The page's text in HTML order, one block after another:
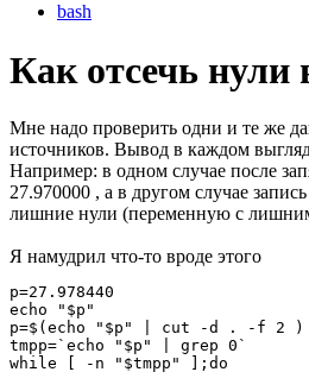
bash
Как отсечь нули
Мне надо проверить одни и те же
источников. Вывод в каждом
Например: в одном случае после
27.970000 , а в другом случае
лишние нули (переменную с
Я намудрил что-то вроде этого
p=27.978440
echo "$p"
p=$(echo "$p" | cut -d . -f 2 )
tmpp=`echo "$p" | grep 0`
while [ -n "$tmpp" ];do